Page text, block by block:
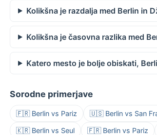
Kolikšna je razdalja med Berlin in
Kolikšna je časovna razlika med
Katero mesto je bolje obiskati,
Sorodne primerjave
🇫🇷 Berlin vs Pariz 🇺🇸 Berlin vs San
🇰🇷 Berlin vs Seul 🇫🇷 Berlin vs Pariz